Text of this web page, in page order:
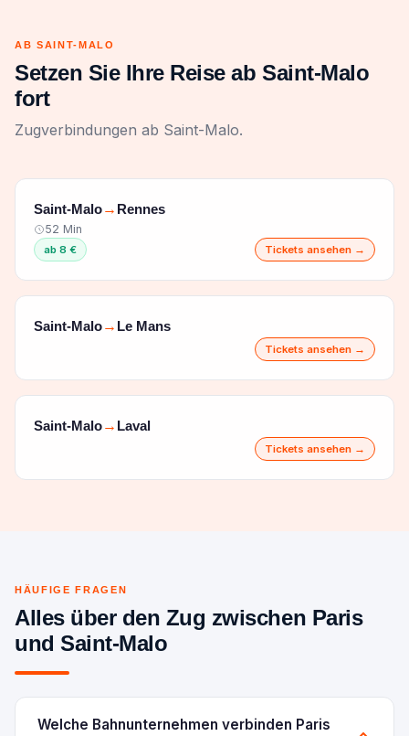
AB SAINT-MALO
Setzen Sie Ihre Reise ab Saint-Malo
fort
Zugverbindungen ab Saint-Malo.
Saint-Malo→ Rennes
52 Min
ab 8 € Tickets ansehen →
Saint-Malo→ Le Mans
Tickets ansehen →
Saint-Malo→ Laval
Tickets ansehen →
HÄUFIGE FRAGEN
Alles über den Zug zwischen Paris
und Saint-Malo
Welche Bahnunternehmen verbinden Paris